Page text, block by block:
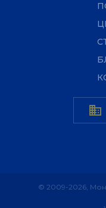
business
© 2009-2026,